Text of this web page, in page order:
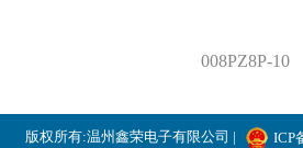
008PZ8P-10
版权所有:温州鑫荣电子有限公司 | ICP